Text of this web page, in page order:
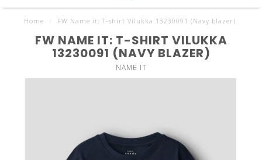
Home FW Name it: T-shirt Vilukka 13230091 (Navy blazer)
FW NAME IT: T-SHIRT VILUKKA
13230091 (NAVY BLAZER)
NAME IT